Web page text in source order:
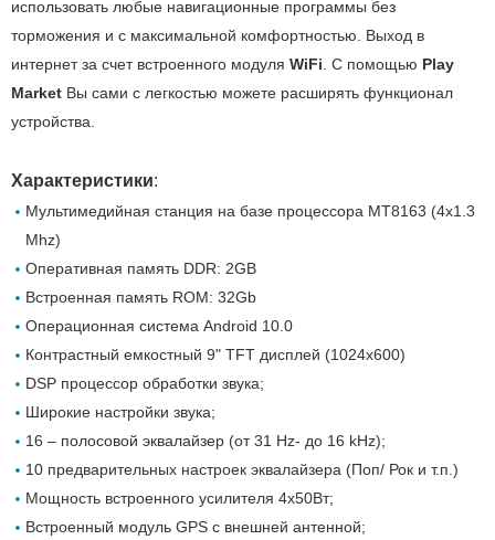
использовать любые навигационные программы без
торможения и с максимальной комфортностью. Выход в
интернет за счет встроенного модуля WiFi . С помощью Play
Market Вы сами с легкостью можете расширять функционал
устройства.
Характеристики:
Мультимедийная станция на базе процессора MT8163 (4x1.3
Mhz)
Оперативная память DDR: 2GB
Встроенная память ROM: 32Gb
Операционная система Android 10.0
Контрастный емкостный 9" TFT дисплей (1024х600)
DSP процессор обработки звука;
Широкие настройки звука;
16 – полосовой эквалайзер (от 31 Hz- до 16 kHz);
10 предварительных настроек эквалайзера (Поп/ Рок и т.п.)
Мощность встроенного усилителя 4х50Вт;
Встроенный модуль GPS с внешней антенной;